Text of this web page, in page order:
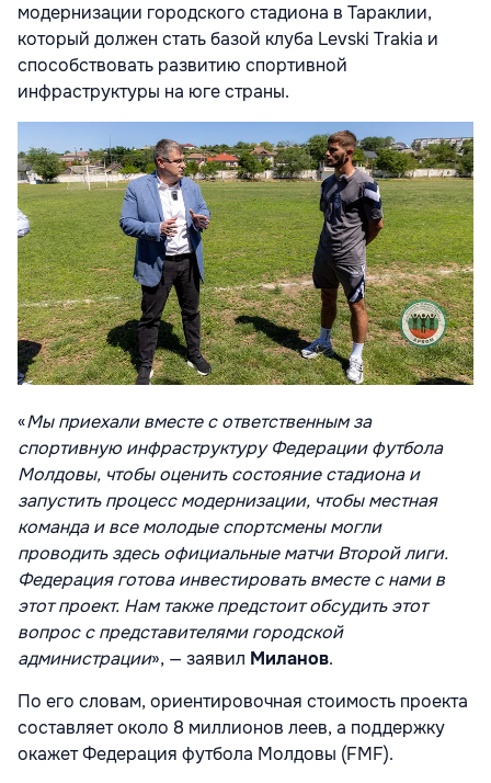
модернизации городского стадиона в Тараклии,
который должен стать базой клуба Levski Trakia и
способствовать развитию спортивной
инфраструктуры на юге страны.
«Мы приехали вместе с ответственным за
спортивную инфраструктуру Федерации футбола
Молдовы, чтобы оценить состояние стадиона и
запустить процесс модернизации, чтобы местная
команда и все молодые спортсмены могли
проводить здесь официальные матчи Второй лиги.
Федерация готова инвестировать вместе с нами в
этот проект. Нам также предстоит обсудить этот
вопрос с представителями городской
администрации», — заявил Миланов.
По его словам, ориентировочная стоимость проекта
составляет около 8 миллионов леев, а поддержку
окажет Федерация футбола Молдовы (FMF).